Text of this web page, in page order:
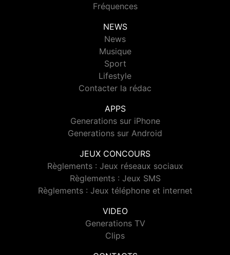
Fréquences
NEWS
News
Musique
Sport
Lifestyle
Contacter la rédac
APPS
Generations sur iPhone
Generations sur Android
JEUX CONCOURS
Règlements : Jeux réseaux sociaux
Règlements : Jeux SMS
Règlements : Jeux téléphone et internet
VIDEO
Generations TV
Clips